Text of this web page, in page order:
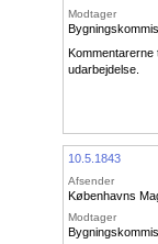
Modtager
Kommentarerne
udarbejdelse.
10.5.1843
Afsender
Københavns
Modtager